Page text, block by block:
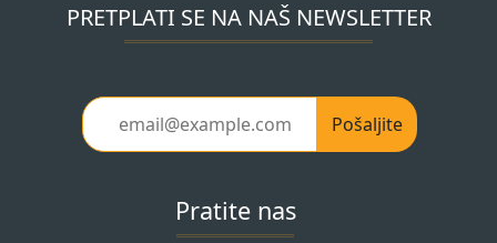
PRETPLATI SE NA NAŠ NEWSLETTER
Pošaljite
Pratite nas